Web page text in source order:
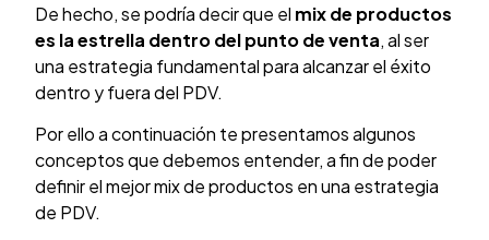
De hecho, se podría decir que el mix de productos
es la estrella dentro del punto de venta, al ser
una estrategia fundamental para alcanzar el éxito
dentro y fuera del PDV.
Por ello a continuación te presentamos algunos
conceptos que debemos entender, a fin de poder
definir el mejor mix de productos en una estrategia
de PDV.